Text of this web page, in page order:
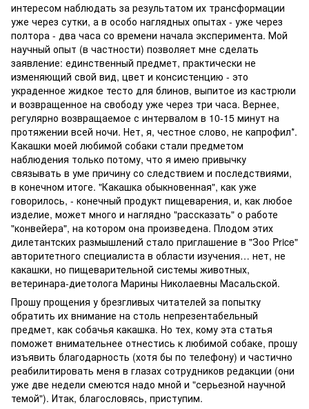
интересом наблюдать за результатом их трансформации
уже через сутки, а в особо наглядных опытах - уже через
полтора - два часа со времени начала эксперимента. Мой
научный опыт (в частности) позволяет мне сделать
заявление: единственный предмет, практически не
изменяющий свой вид, цвет и консистенцию - это
украденное жидкое тесто для блинов, выпитое из кастрюли
и возвращенное на свободу уже через три часа. Вернее,
регулярно возвращаемое с интервалом в 10-15 минут на
протяжении всей ночи. Нет, я, честное слово, не капрофил*.
Какашки моей любимой собаки стали предметом
наблюдения только потому, что я имею привычку
связывать в уме причину со следствием и последствиями,
в конечном итоге. "Какашка обыкновенная", как уже
говорилось, - конечный продукт пищеварения, и, как любое
изделие, может много и наглядно "рассказать" о работе
"конвейера", на котором она произведена. Плодом этих
дилетантских размышлений стало приглашение в "Зоо Price"
авторитетного специалиста в области изучения… нет, не
какашки, но пищеварительной системы животных,
ветеринара-диетолога Марины Николаевны Масальской.
Прошу прощения у брезгливых читателей за попытку
обратить их внимание на столь непрезентабельный
предмет, как собачья какашка. Но тех, кому эта статья
поможет внимательнее отнестись к любимой собаке, прошу
изъявить благодарность (хотя бы по телефону) и частично
реабилитировать меня в глазах сотрудников редакции (они
уже две недели смеются надо мной и "серьезной научной
темой"). Итак, благословясь, приступим.